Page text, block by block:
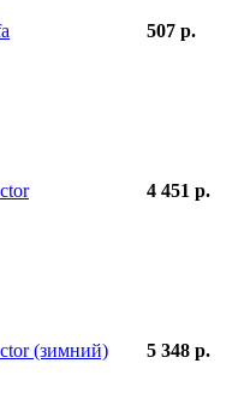
507 р.
4 451 р.
(зимний) 5 348 р.